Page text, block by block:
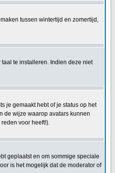
tussen wintertijd en zomertijd,
te installeren. Indien deze niet
je gemaakt hebt of je status op het
de wijze waarop avatars kunnen
voor heeft!).
geplaatst en om sommige speciale
is het mogelijk dat de moderator of